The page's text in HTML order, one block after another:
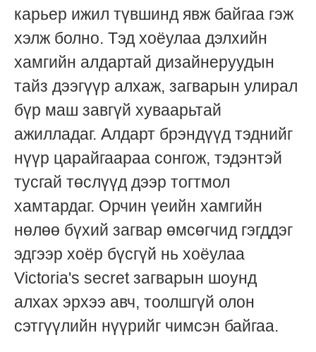
карьер ижил түвшинд явж байгаа гэж
хэлж болно. Тэд хоёулаа дэлхийн
хамгийн алдартай дизайнеруудын
тайз дээгүүр алхаж, загварын улирал
бүр маш завгүй хуваарьтай
ажилладаг. Алдарт брэндүүд тэднийг
нүүр царайгаараа сонгож, тэдэнтэй
тусгай төслүүд дээр тогтмол
хамтардаг. Орчин үеийн хамгийн
нөлөө бүхий загвар өмсөгчид гэгддэг
эдгээр хоёр бүсгүй нь хоёулаа
Victoria's secret загварын шоунд
алхах эрхээ авч, тоолшгүй олон
сэтгүүлийн нүүрийг чимсэн байгаа.